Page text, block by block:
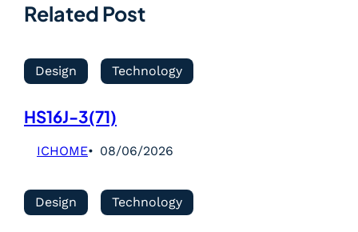
Related Post
Design Technology
HS16J-3(71)
ICHOME 08/06/2026
Design Technology